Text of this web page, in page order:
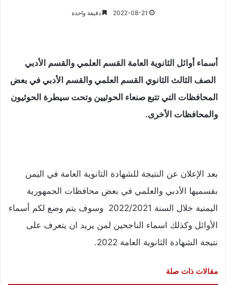
2022-08-21 دقيقة واحدة
أسماء أوائل الثانوية العامة القسم العلمي والقسم الأدبي
الصف الثالث الثانوي القسم العلمي والقسم الأدبي في بعض
المحافظات التي تتبع صنعاء الحوثيين وتحت سيطرة الحوثيون
والمحافظات الأخرى.
بعد الإعلان عن النتيجة للشهادة الثانوية العامة في اليمن
بقسميها الأدبي والعلمي في بعض محافظات الجمهورية
اليمنية خلال السنة 2022/2021 وسوف يتم وضع لكم أسماء
الأوائل وكذلك اسماء الناجحين لمن يريد ان يتعرف على
نتيجة الشهادة الثانوية العامة 2022.
مقالات ذات صلة